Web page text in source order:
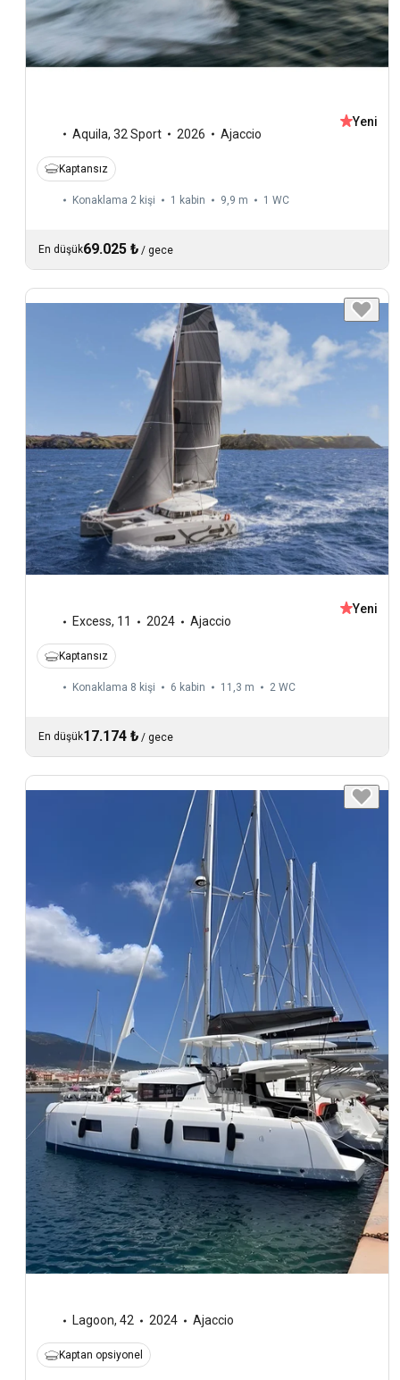
Aquila, 32 Sport 2026 Ajaccio
Yeni
Kaptansız
Konaklama 2 kişi 1 kabin 9,9 m 1 WC
En düşük69.025 ₺ / gece
Excess, 11 2024 Ajaccio
Yeni
Kaptansız
Konaklama 8 kişi 6 kabin 11,3 m 2 WC
En düşük17.174 ₺ / gece
Lagoon, 42 2024 Ajaccio
Kaptan opsiyonel